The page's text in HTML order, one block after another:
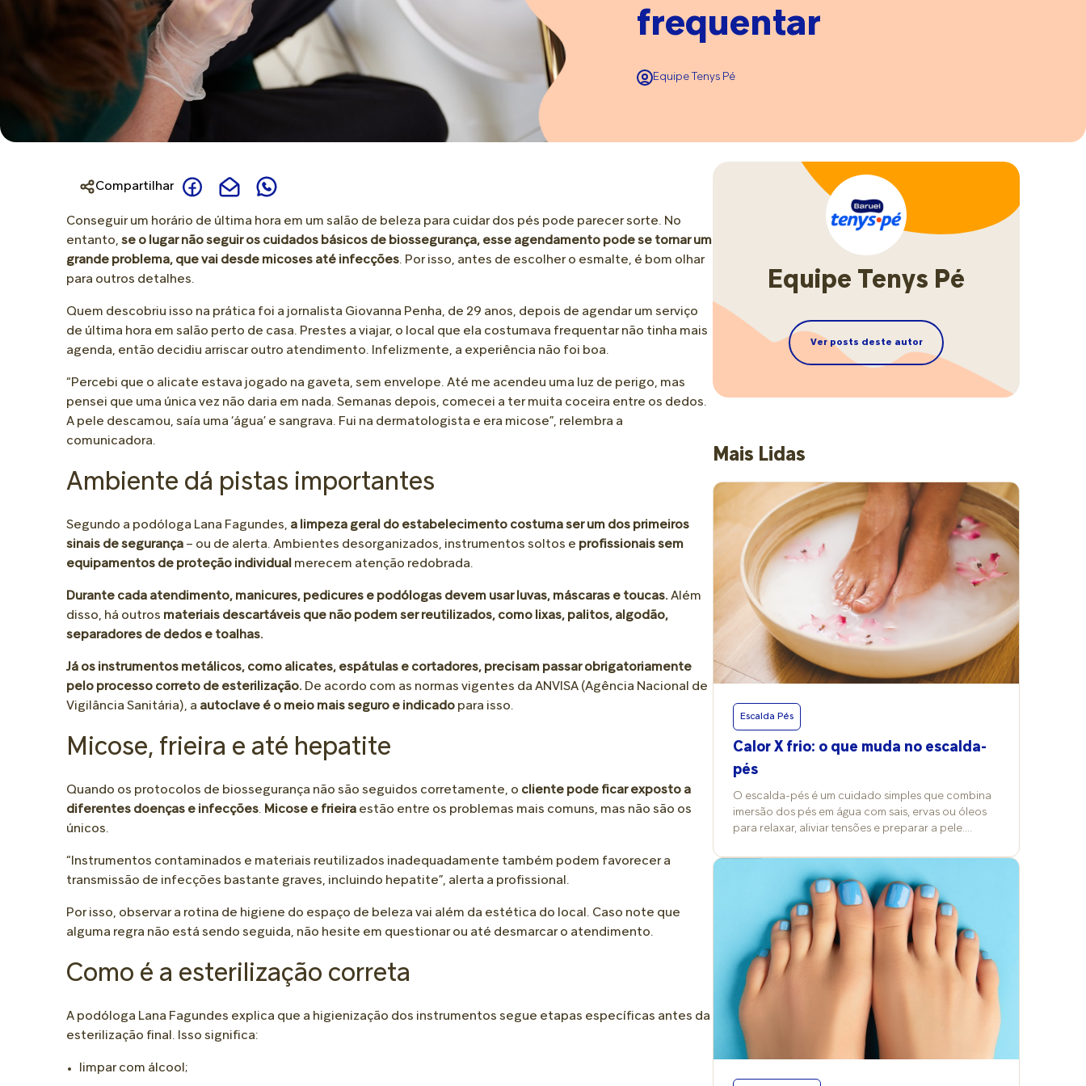
Joanete
Calcanhar Rachado
Dor no Calcanhar
Dor na Planta do Pé
Perna e Corpo
Pele Extremamente Seca
Para Bolha
Para Calo
Para Ressecamento
• Dor no Calcanhar
ver todos
Mobilidade e Longevidade
• Cuidado Diário
• Tipos de Pés
Relaxamento e Bem-Estar
Novidades Creme de Assaduras
Talco
Óleo
• Amamentação e Alimentação
• Assadura
• Choro
• Doenças e Dores
ver todos
• Desenvolvimento e Autonomia
Colo e Conexão
• Texturas e Tipos de Cabelo
frequentar
Equipe Tenys Pé
Compartilhar
Conseguir um horário de última hora em um salão de beleza para cuidar dos pés pode parecer sorte. No
entanto, se o lugar não seguir os cuidados básicos de biossegurança, esse agendamento pode se tornar um
grande problema, que vai desde micoses até infecções. Por isso, antes de escolher o esmalte, é bom olhar
para outros detalhes.
Quem descobriu isso na prática foi a jornalista Giovanna Penha, de 29 anos, depois de agendar um serviço
de última hora em salão perto de casa. Prestes a viajar, o local que ela costumava frequentar não tinha mais
agenda, então decidiu arriscar outro atendimento. Infelizmente, a experiência não foi boa.
“Percebi que o alicate estava jogado na gaveta, sem envelope. Até me acendeu uma luz de perigo, mas
pensei que uma única vez não daria em nada. Semanas depois, comecei a ter muita coceira entre os dedos.
A pele descamou, saía uma ‘água’ e sangrava. Fui na dermatologista e era micose”, relembra a
comunicadora.
Ambiente dá pistas importantes
Segundo a podóloga Lana Fagundes, a limpeza geral do estabelecimento costuma ser um dos primeiros
sinais de segurança – ou de alerta. Ambientes desorganizados, instrumentos soltos e profissionais sem
equipamentos de proteção individual merecem atenção redobrada.
Durante cada atendimento, manicures, pedicures e podólogas devem usar luvas, máscaras e toucas. Além
disso, há outros materiais descartáveis que não podem ser reutilizados, como lixas, palitos, algodão,
separadores de dedos e toalhas.
Já os instrumentos metálicos, como alicates, espátulas e cortadores, precisam passar obrigatoriamente
pelo processo correto de esterilização. De acordo com as normas vigentes da ANVISA (Agência Nacional de
Vigilância Sanitária), a autoclave é o meio mais seguro e indicado para isso.
Micose, frieira e até hepatite
Quando os protocolos de biossegurança não são seguidos corretamente, o cliente pode ficar exposto a
diferentes doenças e infecções. Micose e frieira estão entre os problemas mais comuns, mas não são os
únicos.
“Instrumentos contaminados e materiais reutilizados inadequadamente também podem favorecer a
transmissão de infecções bastante graves, incluindo hepatite”, alerta a profissional.
Por isso, observar a rotina de higiene do espaço de beleza vai além da estética do local. Caso note que
alguma regra não está sendo seguida, não hesite em questionar ou até desmarcar o atendimento.
Como é a esterilização correta
A podóloga Lana Fagundes explica que a higienização dos instrumentos segue etapas específicas antes da
esterilização final. Isso significa:
limpar com álcool;
Equipe Tenys Pé
Ver posts deste autor
Mais Lidas
Escalda Pés
Calor X frio: o que muda no escalda-
pés
O escalda-pés é um cuidado simples que combina
imersão dos pés em água com sais, ervas ou óleos
para relaxar, aliviar tensões e preparar a pele.
temperatura da água e a escolha dos produtos
costumam ser alterados também e isso reflete nos
efeitos e nos cuidados desse ritual. Vitória Contini,
professora de Cosmetologia Clínica na FMU, explica
que a prática pode ser feita com água quente,
morna ou fria, conforme o objetivo da pessoa, e
costuma trazer benefícios para a pele e a
circulação. “No frio, a água aquecida promove
conforto térmico e vasodilatação; no calor,
temperaturas mais baixas refrescam e ajudam a
reduzir inchaço”, compara. Já a podóloga Grace
Kelly Barreto reforça o valor terapêutico além da
estética. “É um cuidado que alivia dores e tensões,